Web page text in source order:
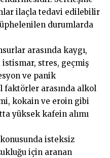
ilaçla tedavi edilebilir
durumlarda
arasında kaygı,
stres, geçmiş
ve panik
faktörler arasında alkol
kokain ve eroin gibi
yüksek kafein alımı
isteksiz
için aranan